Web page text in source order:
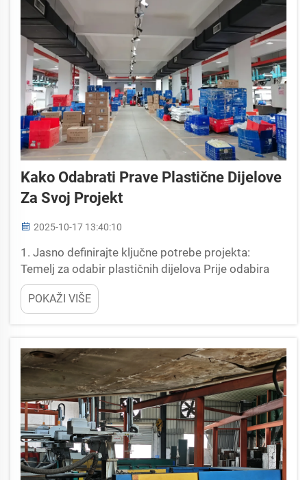
Kako Odabrati Prave Plastične Dijelove
Za Svoj Projekt
2025-10-17 13:40:10
1. Jasno definirajte ključne potrebe projekta:
Temelj za odabir plastičnih dijelova Prije odabira
plastičnih dijelova, definiranje ključnih potreba
projekta je prvi i najvažniji korak. Taj proces izravno
utječe na daljnji odabir materijala...
POKAŽI VIŠE